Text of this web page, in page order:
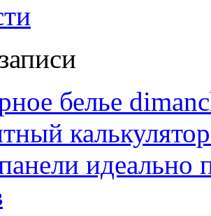
белье
идеально